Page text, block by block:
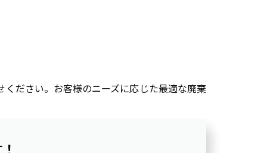
ださい。お客様のニーズに応じた最適な廃棄